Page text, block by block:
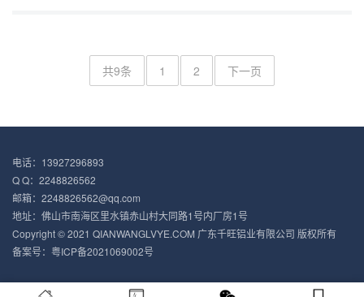
共9条 1 2 下一页
电话：13927296893
Q Q：2248826562
邮箱：2248826562@qq.com
地址：佛山市南海区里水镇赤山村大同路1号内厂房1号
Copyright © 2021 QIANWANGLVYE.COM 广东千旺铝业有限公司 版权所有
备案号： 粤ICP备2021069002号